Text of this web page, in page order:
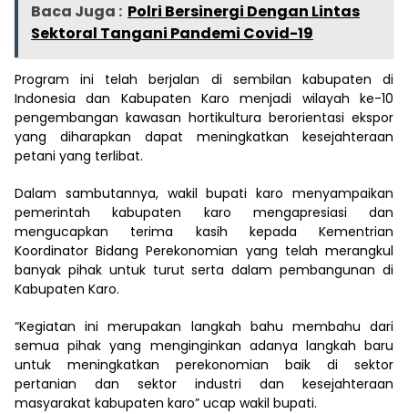
Baca Juga : Polri Bersinergi Dengan Lintas
Sektoral Tangani Pandemi Covid-19
Program ini telah berjalan di sembilan kabupaten di
Indonesia dan Kabupaten Karo menjadi wilayah ke-10
pengembangan kawasan hortikultura berorientasi ekspor
yang diharapkan dapat meningkatkan kesejahteraan
petani yang terlibat.
Dalam sambutannya, wakil bupati karo menyampaikan
pemerintah kabupaten karo mengapresiasi dan
mengucapkan terima kasih kepada Kementrian
Koordinator Bidang Perekonomian yang telah merangkul
banyak pihak untuk turut serta dalam pembangunan di
Kabupaten Karo.
“Kegiatan ini merupakan langkah bahu membahu dari
semua pihak yang menginginkan adanya langkah baru
untuk meningkatkan perekonomian baik di sektor
pertanian dan sektor industri dan kesejahteraan
masyarakat kabupaten karo” ucap wakil bupati.